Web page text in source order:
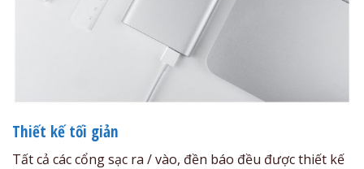
Thiết kế tối giản
Tất cả các cổng sạc ra / vào, đền báo đều được thiết kế